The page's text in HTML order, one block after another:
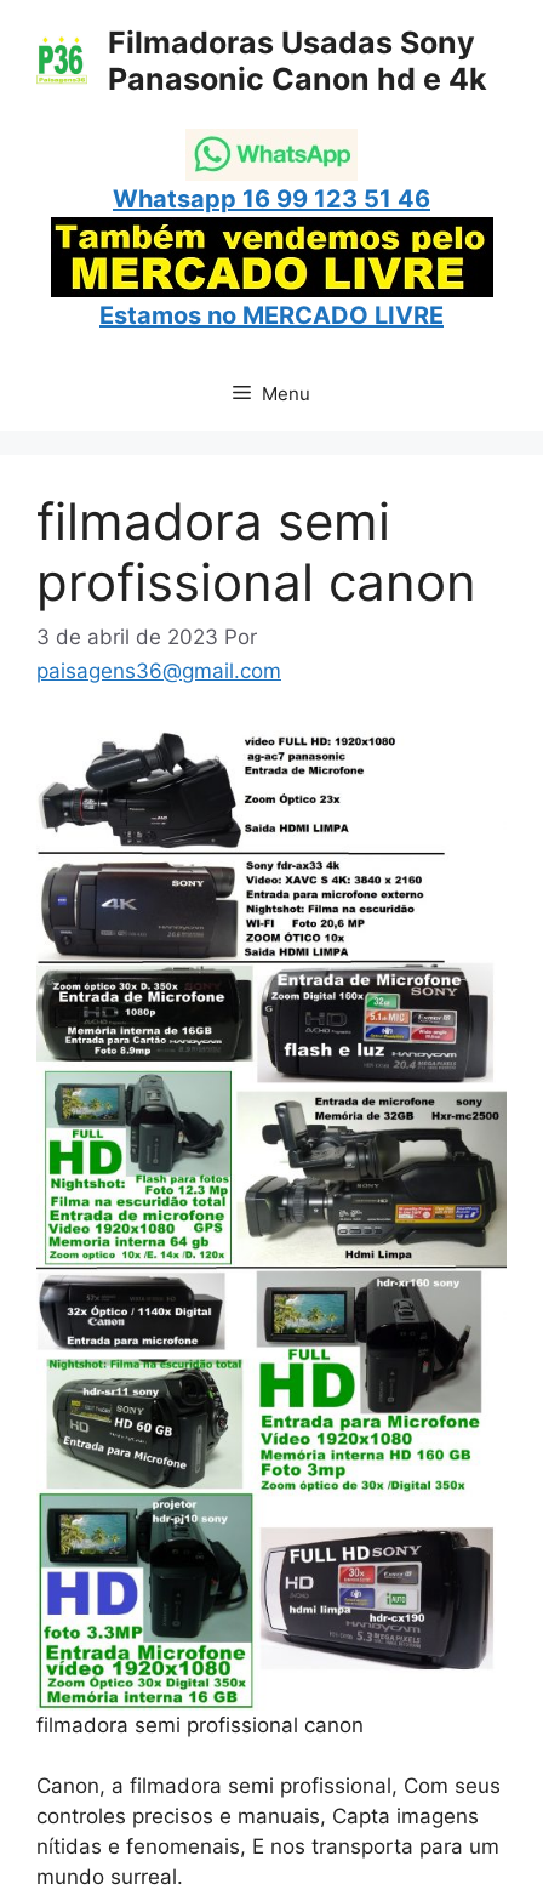
para
Filmadoras Usadas Sony
Panasonic Canon hd e 4k
Whatsapp 16 99 123 51 46
Estamos no MERCADO LIVRE
Menu
filmadora semi
profissional canon
3 de abril de 2023 Por
paisagens36@gmail.com
filmadora semi profissional canon
Canon, a filmadora semi profissional, Com seus
controles precisos e manuais, Capta imagens
nítidas e fenomenais, E nos transporta para um
mundo surreal.